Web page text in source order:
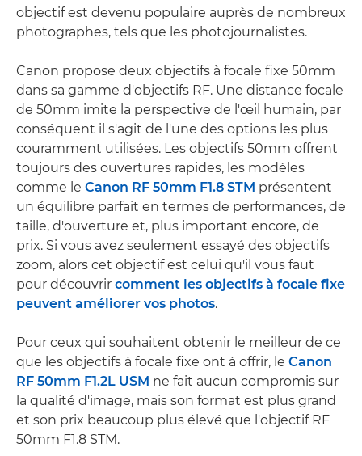
objectif est devenu populaire auprès de nombreux
photographes, tels que les photojournalistes.
Canon propose deux objectifs à focale fixe 50mm
dans sa gamme d'objectifs RF. Une distance focale
de 50mm imite la perspective de l'œil humain, par
conséquent il s'agit de l'une des options les plus
couramment utilisées. Les objectifs 50mm offrent
toujours des ouvertures rapides, les modèles
comme le Canon RF 50mm F1.8 STM présentent
un équilibre parfait en termes de performances, de
taille, d'ouverture et, plus important encore, de
prix. Si vous avez seulement essayé des objectifs
zoom, alors cet objectif est celui qu'il vous faut
pour découvrir comment les objectifs à focale fixe
peuvent améliorer vos photos.
Pour ceux qui souhaitent obtenir le meilleur de ce
que les objectifs à focale fixe ont à offrir, le Canon
RF 50mm F1.2L USM ne fait aucun compromis sur
la qualité d'image, mais son format est plus grand
et son prix beaucoup plus élevé que l'objectif RF
50mm F1.8 STM.